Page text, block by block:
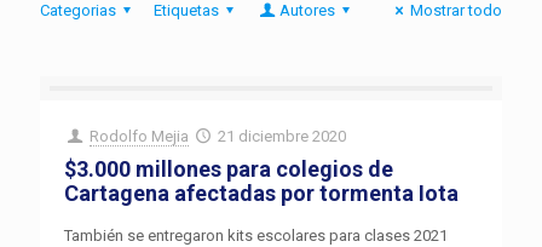
Categorias Etiquetas Autores Mostrar todo
Rodolfo Mejia 21 diciembre 2020
$3.000 millones para colegios de
Cartagena afectadas por tormenta Iota
También se entregaron kits escolares para clases 2021